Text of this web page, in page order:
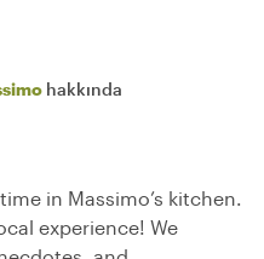
hakkında
in Massimo’s kitchen.
experience! We